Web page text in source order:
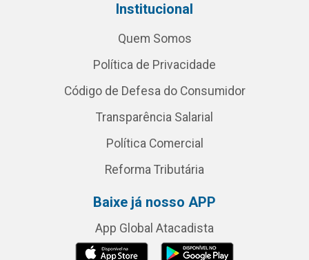
Institucional
Quem Somos
Política de Privacidade
Código de Defesa do Consumidor
Transparência Salarial
Política Comercial
Reforma Tributária
Baixe já nosso APP
App Global Atacadista